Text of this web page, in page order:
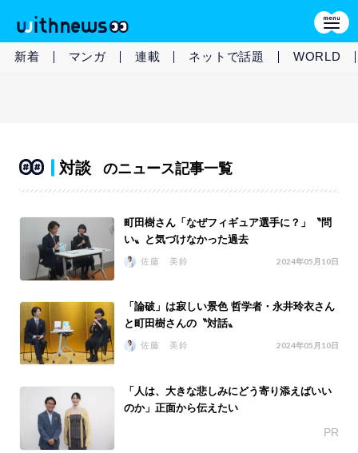
新着 マンガ 連載 ネットで話題 WORLD
対談 のニュース記事一覧
町田樹さん「なぜフィギュア選手に？」〝問
い〟と気づけなかった過去
佐藤 美鈴 2024年05月10日
「論破」は寂しい景色 哲学者・永井玲衣さん
と町田樹さんの〝対話〟
佐藤 美鈴 2024年05月10日
「人は、大きな悲しみにどう寄り添えばいい
のか」正面から伝えたい
PR